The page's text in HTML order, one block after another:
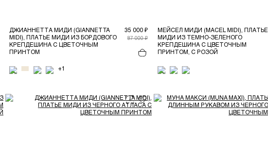
ДЖИАННЕТТА МИДИ (GIANNETTA
MIDI), ПЛАТЬЕ МИДИ ИЗ БОРДОВОГО
КРЕПДЕШИНА С ЦВЕТОЧНЫМ
ПРИНТОМ
35 000 ₽
87 000 ₽
+1
МЕЙСЕЛ МИДИ (MACEL MIDI), ПЛАТЬЕ
МИДИ ИЗ ТЕМНО-ЗЕЛЕНОГО
КРЕПДЕШИНА С ЦВЕТОЧНЫМ
ПРИНТОМ, С РОЗОЙ